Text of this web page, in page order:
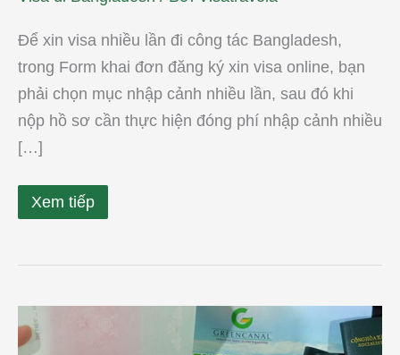
Để xin visa nhiều lần đi công tác Bangladesh,
trong Form khai đơn đăng ký xin visa online, bạn
phải chọn mục nhập cảnh nhiều lần, sau đó khi
nộp hồ sơ cần thực hiện đóng phí nhập cảnh nhiều
[…]
Xem tiếp
Công
ty
làm